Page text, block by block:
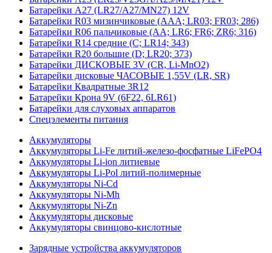
Батарейки A27 (LR27/A27/MN27) 12V
Батарейки R03 мизинчиковые (AAA; LR03; FR03; 286)
Батарейки R06 пальчиковые (AA; LR6; FR6; ZR6; 316)
Батарейки R14 средние (C; LR14; 343)
Батарейки R20 большие (D; LR20; 373)
Батарейки ДИСКОВЫЕ 3V (CR, Li-MnO2)
Батарейки дисковые ЧАСОВЫЕ 1,55V (LR, SR)
Батарейки Квадратные 3R12
Батарейки Крона 9V (6F22, 6LR61)
Батарейки для слуховых аппаратов
Спецэлементы питания
Аккумуляторы
Аккумуляторы Li-Fe литий-железо-фосфатные LiFePO4
Аккумуляторы Li-ion литиевые
Аккумуляторы Li-Pol литий-полимерные
Аккумуляторы Ni-Cd
Аккумуляторы Ni-Mh
Аккумуляторы Ni-Zn
Аккумуляторы дисковые
Аккумуляторы свинцово-кислотные
Зарядные устройства аккумуляторов